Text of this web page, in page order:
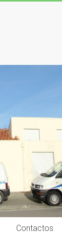
Contactos